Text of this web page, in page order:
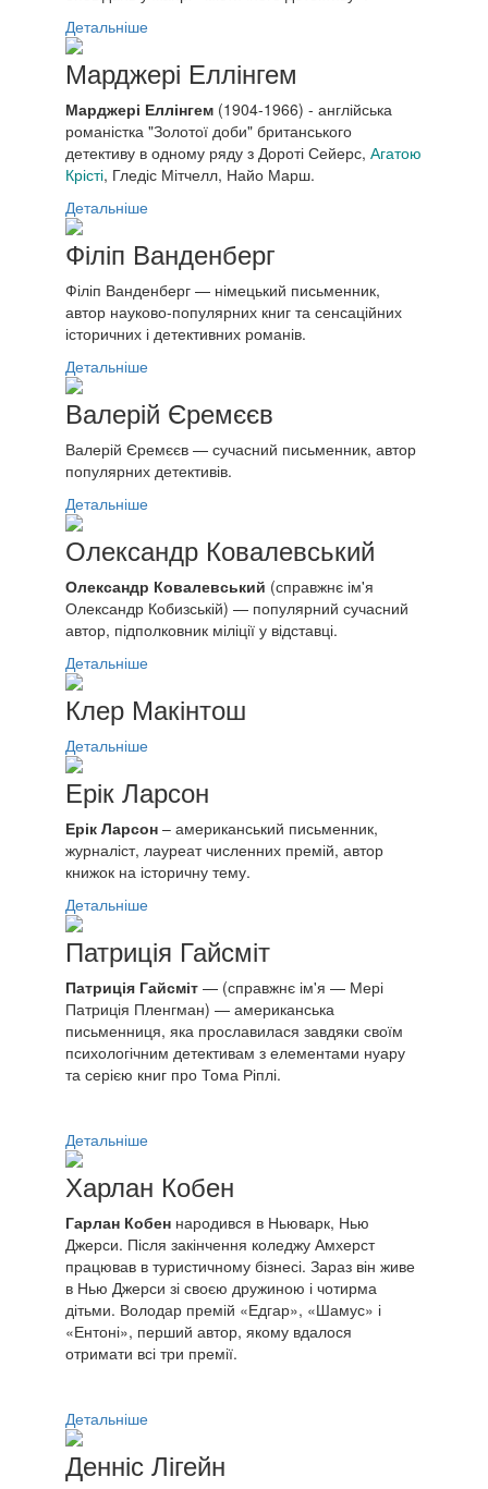
Детальніше
Марджері Еллінгем
Марджері Еллінгем (1904-1966) - англійська
романістка "Золотої доби" британського
детективу в одному ряду з Дороті Сейерс, Агатою
Крісті, Гледіс Мітчелл, Найо Марш.
Детальніше
Філіп Ванденберг
Філіп Ванденберг — німецький письменник,
автор науково-популярних книг та сенсаційних
історичних і детективних романів.
Детальніше
Валерій Єремєєв
Валерій Єремєєв — сучасний письменник, автор
популярних детективів.
Детальніше
Олександр Ковалевський
Олександр Ковалевський (справжнє ім'я
Олександр Кобизській) — популярний сучасний
автор, підполковник міліції у відставці.
Детальніше
Клер Макінтош
Детальніше
Ерік Ларсон
Ерік Ларсон – американський письменник,
журналіст, лауреат численних премій, автор
книжок на історичну тему.
Детальніше
Патриція Гайсміт
Патриція Гайсміт — (справжнє ім'я — Мері
Патриція Пленгман) — американська
письменниця, яка прославилася завдяки своїм
психологічним детективам з елементами нуару
та серією книг про Тома Ріплі.
Детальніше
Харлан Кобен
Гарлан Кобен народився в Ньюварк, Нью
Джерси. Після закінчення коледжу Амхерст
працював в туристичному бізнесі. Зараз він живе
в Нью Джерси зі своєю дружиною і чотирма
дітьми. Володар премій «Едгар», «Шамус» і
«Ентоні», перший автор, якому вдалося
отримати всі три премії.
Детальніше
Денніс Лігейн